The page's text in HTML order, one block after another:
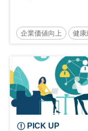
企業価値向上 健康
PICK UP